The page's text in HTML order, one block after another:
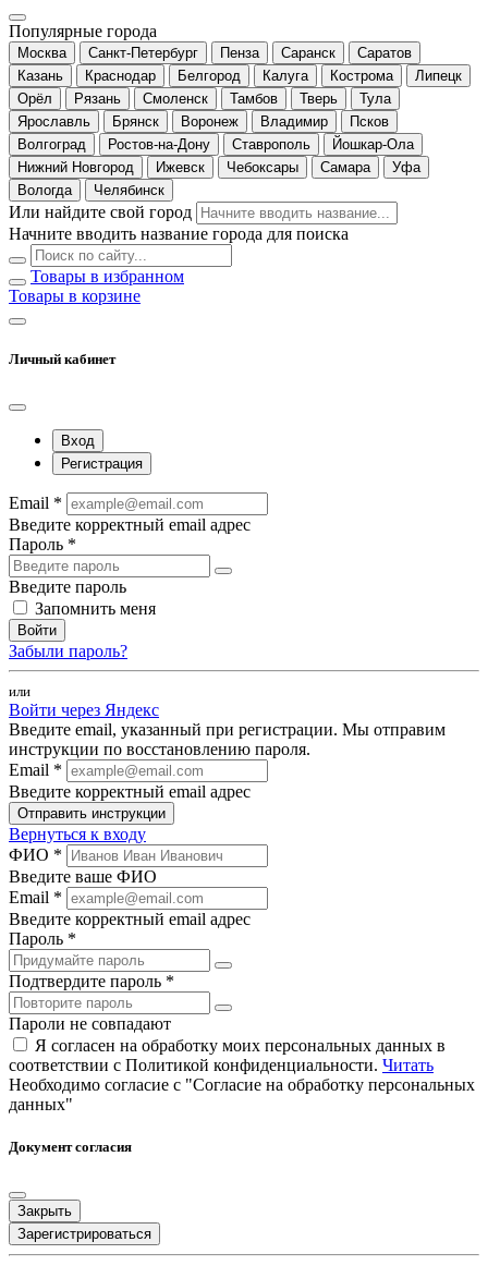
Популярные города
Москва Санкт-Петербург Пенза Саранск
Саратов
Казань
Краснодар Белгород Калуга Кострома
Липецк
Орёл
Рязань Смоленск Тамбов Тверь
Тула
Ярославль
Брянск Воронеж Владимир
Псков
Волгоград
Ростов-на-Дону Ставрополь
Йошкар-Ола
Нижний Новгород
Ижевск Чебоксары Самара
Уфа
Вологда
Челябинск
Или найдите свой город
Начните вводить название города для поиска
Товары в избранном
Товары в корзине
Личный кабинет
Вход
Регистрация
Email *
Введите корректный email адрес
Пароль *
Введите пароль
Запомнить меня
Войти
Забыли пароль?
или
Войти через Яндекс
Введите email, указанный при регистрации. Мы отправим
инструкции по восстановлению пароля.
Email *
Введите корректный email адрес
Отправить инструкции
Вернуться к входу
ФИО *
Введите ваше ФИО
Email *
Введите корректный email адрес
Пароль *
Подтвердите пароль *
Пароли не совпадают
Я согласен на обработку моих персональных данных в
соответствии с Политикой конфиденциальности. Читать
Необходимо согласие с "Согласие на обработку персональных
данных"
Документ согласия
Закрыть
Зарегистрироваться